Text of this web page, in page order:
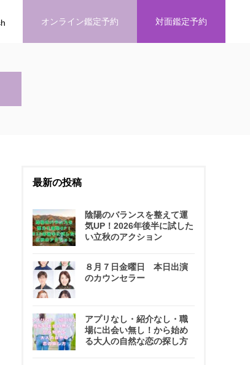
オンライン鑑定予約 対面鑑定予約
最新の投稿
陰陽のバランスを整えて運
気UP！2026年後半に試した
い立秋のアクション
８月７日金曜日 本日出演
のカウンセラー
アプリなし・紹介なし・職
場に出会い無し！から始め
る大人の自然な恋の探し方